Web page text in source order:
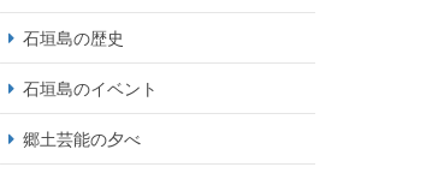
石垣島の歴史
石垣島のイベント
郷土芸能の夕べ